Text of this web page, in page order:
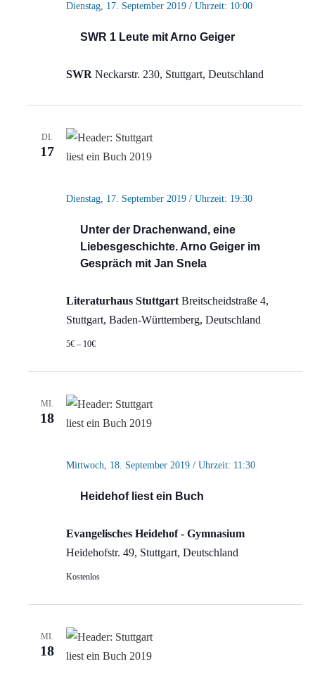
SWR 1 Leute mit Arno Geiger
Dienstag, 17. September 2019 / Uhrzeit: 10:00
SWR Neckarstr. 230, Stuttgart, Deutschland
DI.
17
Unter der Drachenwand, eine
Liebesgeschichte. Arno Geiger im
Gespräch mit Jan Snela
Dienstag, 17. September 2019 / Uhrzeit: 19:30
Literaturhaus Stuttgart Breitscheidstraße 4,
Stuttgart, Baden-Württemberg, Deutschland
5€ – 10€
MI.
18
Heidehof liest ein Buch
Mittwoch, 18. September 2019 / Uhrzeit: 11:30
Evangelisches Heidehof - Gymnasium
Heidehofstr. 49, Stuttgart, Deutschland
Kostenlos
MI.
18